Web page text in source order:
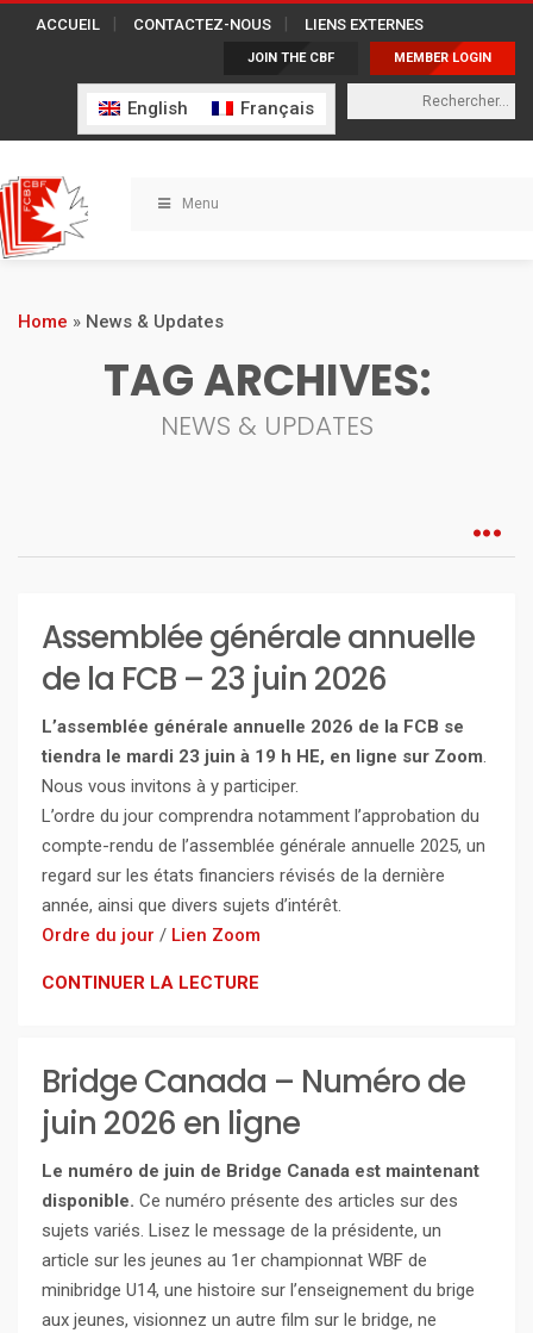
ACCUEIL CONTACTEZ-NOUS LIENS EXTERNES
MEMBER LOGIN
JOIN THE CBF
English Français
Menu
Home » News & Updates
TAG ARCHIVES:
NEWS & UPDATES
Assemblée générale annuelle
de la FCB – 23 juin 2026
L’assemblée générale annuelle 2026 de la FCB se
tiendra le mardi 23 juin à 19 h HE, en ligne sur Zoom.
Nous vous invitons à y participer.
L’ordre du jour comprendra notamment l’approbation du
compte-rendu de l’assemblée générale annuelle 2025, un
regard sur les états financiers révisés de la dernière
année, ainsi que divers sujets d’intérêt.
Ordre du jour / Lien Zoom
CONTINUER LA LECTURE
Bridge Canada – Numéro de
juin 2026 en ligne
Le numéro de juin de Bridge Canada est maintenant
disponible. Ce numéro présente des articles sur des
sujets variés. Lisez le message de la présidente, un
article sur les jeunes au 1er championnat WBF de
minibridge U14, une histoire sur l’enseignement du brige
aux jeunes, visionnez un autre film sur le bridge, ne